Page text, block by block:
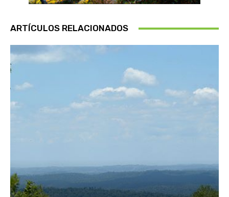
ARTÍCULOS RELACIONADOS